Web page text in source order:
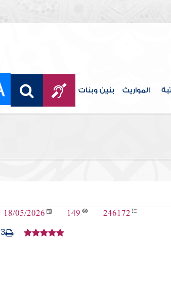
المواريث بنين وبنات
246172
149
18/05/2026
3